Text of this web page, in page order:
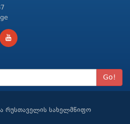
Go!
რუსთაველის სახელმწიფო